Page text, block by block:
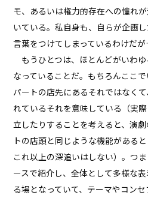
モ、あるいは権力的存在への憧れ
いている。私自身も、自らが企画
言葉をつけてしまっているわけだ
もうひとつは、ほとんどがいわ
なっていることだ。もちろんここ
パートの店先にあるそれではなく
れているそれを意味している（実
立したりすることを考えると、演
トの店頭と同じような機能がある
これ以上の深追いはしない）。つ
ースで紹介し、全体として多様な
る場となっていて、テーマやコン